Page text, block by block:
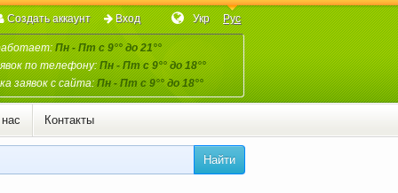
Пн - Пт с 9°° до 21°°
по телефону:Пн - Пт с 9°° до 18°°
заявок с сайта:Пн - Пт с 9°° до 18°°
Укр Рус
Создать аккаунт Вход
Контакты
Найти